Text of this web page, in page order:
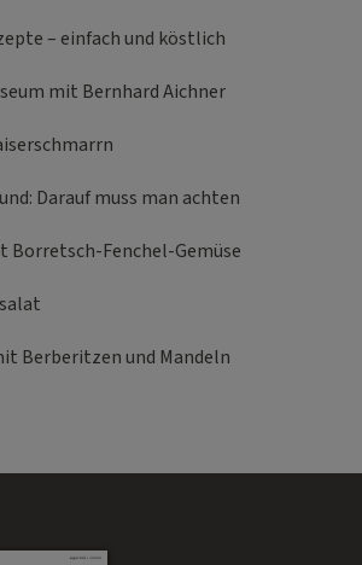
– einfach und köstlich
mit Bernhard Aichner
Darauf muss man achten
Borretsch-Fenchel-Gemüse
Berberitzen und Mandeln